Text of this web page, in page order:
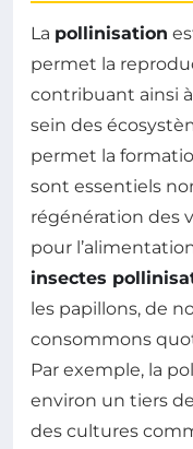
La pollinisation
permet la
contribuant ainsi
sein des
permet la
sont essentiels
régénération des
pour
insectes
les papillons, de
consommons
Par exemple, la
environ un tiers
des cultures